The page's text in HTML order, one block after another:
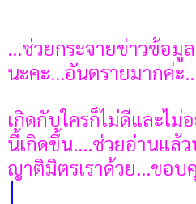
...ช่วยกระจายข่าวข้อ
นะคะ...อันตรายมากค่ะ
เกิดกับใครก็ไม่ดีและไม่
นี้เกิดขึ้น....ช่วยอ่านแล้
ญาติมิตรเราด้วย...ขอบ